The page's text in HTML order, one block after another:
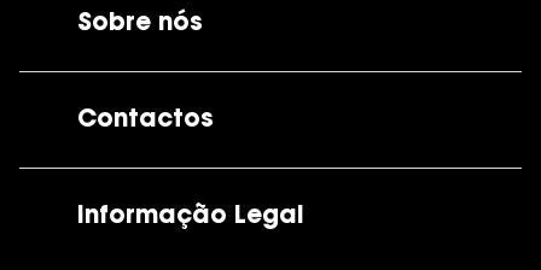
Sobre nós
Contactos
Informação Legal